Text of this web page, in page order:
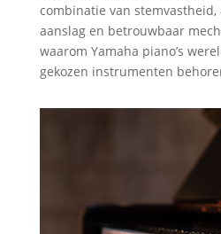
combinatie van
aanslag en betrouwbaar
waarom Yamaha piano’s
gekozen instrumenten